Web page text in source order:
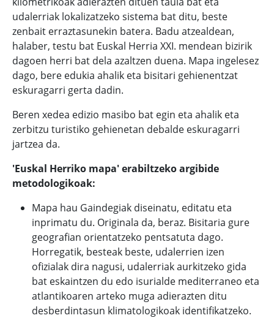
udalerriak lokalizatzeko sistema bat ditu, beste
zenbait erraztasunekin batera. Badu atzealdean,
halaber, testu bat Euskal Herria XXI. mendean bizirik
dagoen herri bat dela azaltzen duena. Mapa ingelesez
dago, bere edukia ahalik eta bisitari gehienentzat
eskuragarri gerta dadin.
Beren xedea edizio masibo bat egin eta ahalik eta
zerbitzu turistiko gehienetan debalde eskuragarri
jartzea da.
'Euskal Herriko mapa' erabiltzeko argibide
metodologikoak:
Mapa hau Gaindegiak diseinatu, editatu eta
inprimatu du. Originala da, beraz. Bisitaria gure
geografian orientatzeko pentsatuta dago.
Horregatik, besteak beste, udalerrien izen
ofizialak dira nagusi, udalerriak aurkitzeko gida
bat eskaintzen du edo isurialde mediterraneo eta
atlantikoaren arteko muga adierazten ditu
desberdintasun klimatologikoak identifikatzeko.